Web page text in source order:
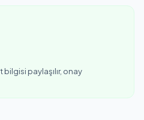
paylaşılır, onay